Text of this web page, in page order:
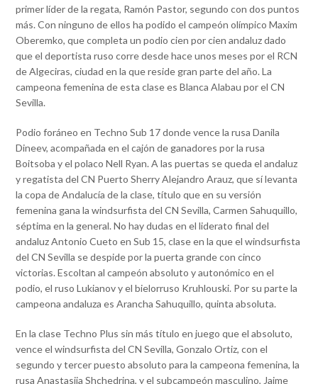
primer líder de la regata, Ramón Pastor, segundo con dos puntos
más. Con ninguno de ellos ha podido el campeón olímpico Maxim
Oberemko, que completa un podio cien por cien andaluz dado
que el deportista ruso corre desde hace unos meses por el RCN
de Algeciras, ciudad en la que reside gran parte del año. La
campeona femenina de esta clase es Blanca Alabau por el CN
Sevilla.
Podio foráneo en Techno Sub 17 donde vence la rusa Danila
Dineev, acompañada en el cajón de ganadores por la rusa
Boitsoba y el polaco Nell Ryan. A las puertas se queda el andaluz
y regatista del CN Puerto Sherry Alejandro Arauz, que sí levanta
la copa de Andalucía de la clase, título que en su versión
femenina gana la windsurfista del CN Sevilla, Carmen Sahuquillo,
séptima en la general. No hay dudas en el liderato final del
andaluz Antonio Cueto en Sub 15, clase en la que el windsurfista
del CN Sevilla se despide por la puerta grande con cinco
victorias. Escoltan al campeón absoluto y autonómico en el
podio, el ruso Lukianov y el bielorruso Kruhlouski. Por su parte la
campeona andaluza es Arancha Sahuquillo, quinta absoluta.
En la clase Techno Plus sin más título en juego que el absoluto,
vence el windsurfista del CN Sevilla, Gonzalo Ortiz, con el
segundo y tercer puesto absoluto para la campeona femenina, la
rusa Anastasiia Shchedrina, y el subcampeón masculino, Jaime